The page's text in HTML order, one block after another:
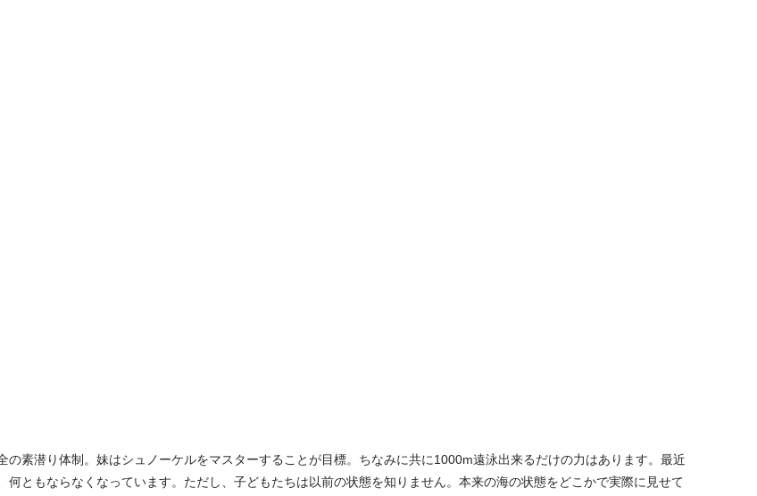
素潜り体制。妹はシュノーケルをマスターすることが目標。ちなみに共に1000m遠泳出来るだけの力はあります。最近
ともならなくなっています。ただし、子どもたちは以前の状態を知りません。本来の海の状態をどこかで実際に見せて